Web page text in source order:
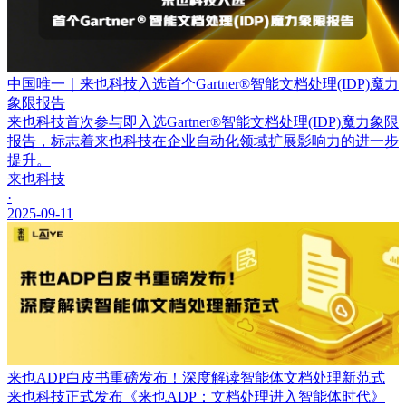
中国唯一｜来也科技入选首个Gartner®智能文档处理(IDP)魔力
象限报告
来也科技首次参与即入选Gartner®智能文档处理(IDP)魔力象限
报告，标志着来也科技在企业自动化领域扩展影响力的进一步
提升。
来也科技
·
2025-09-11
来也ADP白皮书重磅发布！深度解读智能体文档处理新范式
来也科技正式发布《来也ADP：文档处理进入智能体时代》